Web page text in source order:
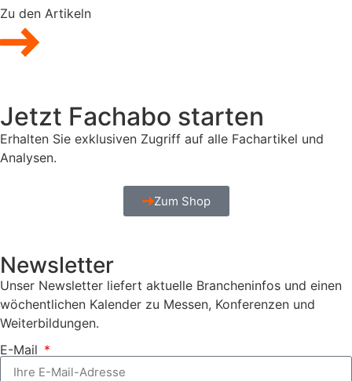
Zu den Artikeln
Jetzt Fachabo starten
Erhalten Sie exklusiven Zugriff auf alle Fachartikel und
Analysen.
Zum Shop
Newsletter
Unser Newsletter liefert aktuelle Brancheninfos und einen
wöchentlichen Kalender zu Messen, Konferenzen und
Weiterbildungen.
E-Mail